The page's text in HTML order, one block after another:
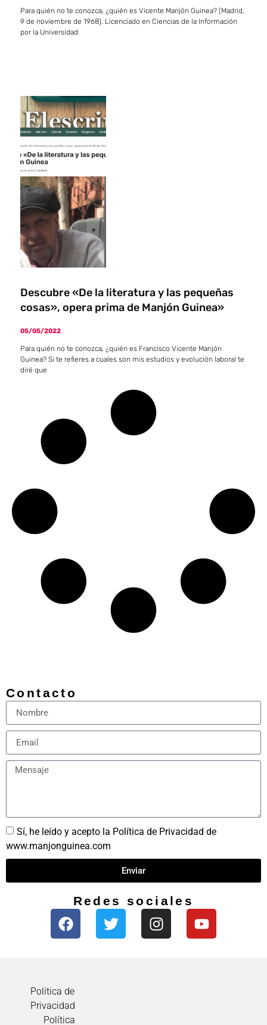
Para quién no te conozca, ¿quién es Vicente Manjón Guinea? (Madrid,
9 de noviembre de 1968). Licenciado en Ciencias de la Información
por la Universidad
Descubre «De la literatura y las pequeñas
cosas», opera prima de Manjón Guinea»
05/05/2022
Para quién no te conozca, ¿quién es Francisco Vicente Manjón
Guinea? Si te refieres a cuales son mis estudios y evolución laboral te
diré que
Contacto
Sí, he leído y acepto la Política de Privacidad de
www.manjonguinea.com
Enviar
Redes sociales
Política de
Privacidad
Política